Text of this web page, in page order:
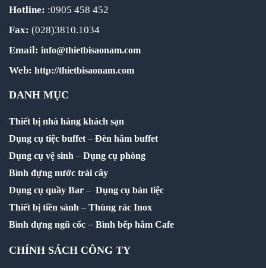
Hotline: :0905 458 452
Fax: (028)3810.1034
Email: info@thietbisaonam.com
Web: http://thietbisaonam.com
DANH MỤC
Thiết bị nhà hàng khách sạn
Dụng cụ tiệc buffet – Đèn hâm buffet
Dụng cụ vệ sinh – Dụng cụ phòng
Bình đựng nước trái cây
Dụng cụ quầy Bar – Dụng cụ bàn tiệc
Thiết bị tiền sảnh – Thùng rác Inox
Bình đựng ngũ cốc – Bình bếp hâm Cafe
CHÍNH SÁCH CÔNG TY